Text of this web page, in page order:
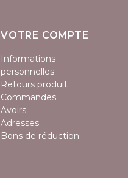
VOTRE COMPTE
Informations
personnelles
Retours produit
Commandes
Avoirs
Adresses
Bons de réduction